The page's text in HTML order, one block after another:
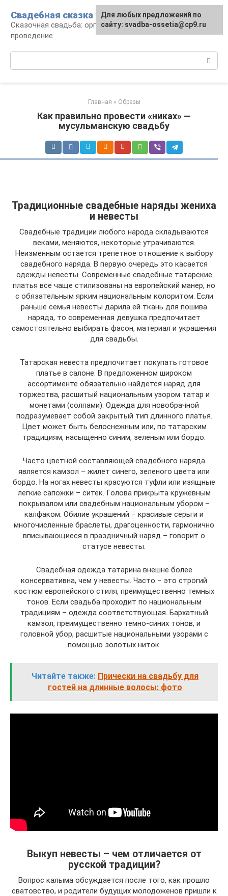
контенту
Свадебная сказка
Сказочная свадьба: организация и
проведение
Главная » Образы
Как правильно провести «никах» —
мусульманскую свадьбу
Традиционные свадебные наряды жениха
и невесты
Свадебные традиции любого народа складываются
веками, меняются, некоторые утрачиваются.
Неизменным остается трепетное отношение к выбору
свадебного наряда. В первую очередь это касается
одежды невесты. Современные свадебные татарские
платья все чаще стилизованы на европейский манер, но
с обязательным ярким национальным колоритом. Если
раньше семья невесты дарила ей ткань для пошива
наряда, то современная девушка предпочитает
самостоятельно выбирать фасон, материал и украшения
для свадьбы.
Татарская невеста предпочитает покупать готовое
платье в салоне. В предложенном широком
ассортименте обязательно найдется наряд для
торжества, расшитый национальным узором татар и
монетами (солпами). Одежда для новобрачной
подразумевает собой закрытый тип длинного платья.
Цвет может быть белоснежным или, по татарским
традициям, насыщенно синим, зеленым или бордо.
Часто цветной составляющей свадебного наряда
является камзол – жилет синего, зеленого цвета или
бордо. На ногах невесты красуются туфли или изящные
легкие сапожки – ситек. Голова прикрыта кружевным
покрывалом или свадебным национальным убором –
калфаком. Обилие украшений – красивые серьги и
многочисленные браслеты, драгоценности, гармонично
вписывающиеся в праздничный наряд – говорит о
статусе невесты.
Свадебная одежда татарина внешне более
консервативна, чем у невесты. Часто – это строгий
костюм европейского стиля, преимущественно темных
тонов. Если свадьба проходит по национальным
традициям – одежда соответствующая. Бархатный
камзол, преимущественно темно-синих тонов, и
головной убор, расшитые национальными узорами с
помощью золотых ниток.
Читайте также: Прически на свадьбу для
гостей на длинные волосы: фото
Выкуп невесты – чем отличается от
русской традиции?
Вопрос калыма обсуждается после того, как прошло
сватовство, и родители будущих молодоженов пришли к
Для любых предложений по
сайту: svadba-ossetia@cp9.ru